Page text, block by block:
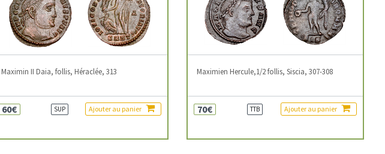
Maximin II Daia, follis, Héraclée, 313
60€ SUP Ajouter au panier
Maximien Hercule,1/2 follis, Siscia, 307-308
70€ TTB Ajouter au panier